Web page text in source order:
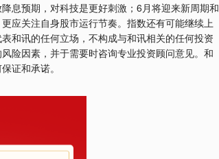
息预期，对科技是更好刺激；6月将迎来新周期和
应关注自身股市运行节奏。指数还有可能继续上
和讯的任何立场，不构成与和讯相关的任何投资
险因素，并于需要时咨询专业投资顾问意见。和
证和承诺。
沪深300 4637.42 -20.74 -0.45%